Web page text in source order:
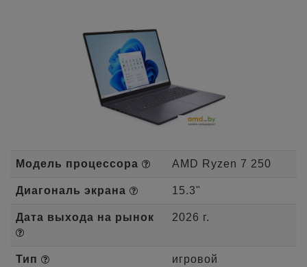
Модель процессора AMD Ryzen 7 250
Диагональ экрана 15.3"
Дата выхода на рынок 2026 г.
Тип игровой